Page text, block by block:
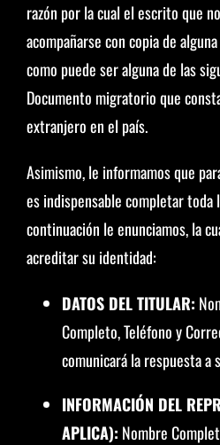
razón por la cual el escrito que
acompañarse con copia de
como puede ser alguna de las
Documento migratorio que
extranjero en el país.
Asimismo, le informamos que
es indispensable completar toda
continuación le enunciamos, la
acreditar su identidad:
DATOS DEL TITULAR:
Completo, Teléfono y
comunicará la respuesta a
INFORMACIÓN DEL
APLICA): Nombre